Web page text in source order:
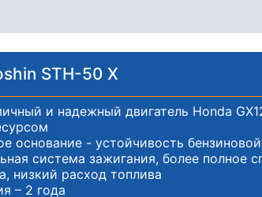
STH-50 X
и надежный двигатель Honda
основание - устойчивость
система зажигания, более полное
низкий расход топлива
– 2 года